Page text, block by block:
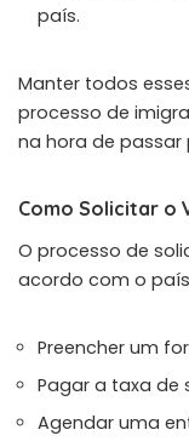
país.
Manter todos
processo de
na hora de passar
Como Solicitar o
O processo de
acordo com o
Preencher um
Pagar a taxa de
Agendar uma